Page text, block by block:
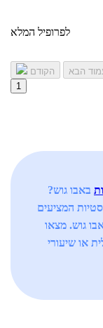
לפרופיל המלא
הקודם
1
באבו גוש?
המציעים
גוש. מצאו
או שיעורי